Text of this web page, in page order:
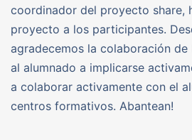
coordinador del proyecto share,
proyecto a los participantes.
agradecemos la colaboración de
al alumnado a implicarse
a colaborar activamente con el
centros formativos. Abantean!